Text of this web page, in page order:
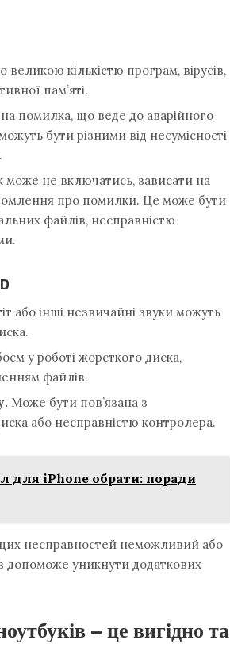
кількістю програм, вірусів,
пам’яті.
помилка, що веде до аварійного
бути різними від несумісності
може не включатись, зависати на
про помилки. Це може бути
файлів, несправністю
або інші незвичайні звуки можуть
у роботі жорсткого диска,
файлів.
Може бути пов’язана з
або несправністю контролера.
для iPhone обрати: поради
цих несправностей неможливий або
допоможе уникнути додаткових
– це вигідно та